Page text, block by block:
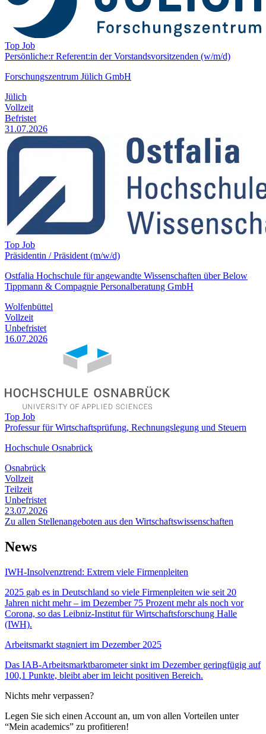
Top Job
Persönliche:r Referent:in der Vorstands­vorsitzenden (w/m/d)
Forschungszentrum Jülich GmbH
Jülich
Vollzeit
Befristet
31.07.2026
Top Job
Präsidentin / Präsident (m/w/d)
Ostfalia Hochschule für angewandte Wissenschaften über Below
Tippmann & Compagnie Personalberatung GmbH
Wolfenbüttel
Vollzeit
Unbefristet
16.07.2026
Top Job
Professur für Wirtschaftsprüfung, Rechnungslegung und Steuern
Hochschule Osnabrück
Osnabrück
Vollzeit
Teilzeit
Unbefristet
23.07.2026
Zu allen Stellenangeboten aus den Wirtschaftswissenschaften
News
IWH-Insolvenztrend: Extrem viele Firmenpleiten
2025 gab es in Deutschland so viele Firmenpleiten wie seit 20
Jahren nicht mehr – im Dezember 75 Prozent mehr als noch vor
Corona, so das Leibniz-Institut für Wirtschaftsforschung Halle
(IWH).
Arbeitsmarkt stagniert im Dezember 2025
Das IAB-Arbeitsmarktbarometer sinkt im Dezember geringfügig auf
100,1 Punkte, bleibt aber im leicht positiven Bereich.
Nichts mehr verpassen?
Legen Sie sich einen Account an, um von allen Vorteilen unter
“Mein academics” zu profitieren!